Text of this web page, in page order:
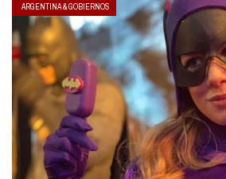
ARGENTINA & GOBIERNOS